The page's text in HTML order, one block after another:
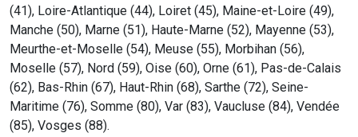
(41), Loire-Atlantique (44), Loiret (45), Maine-et-Loire (49),
Manche (50), Marne (51), Haute-Marne (52), Mayenne (53),
Meurthe-et-Moselle (54), Meuse (55), Morbihan (56),
Moselle (57), Nord (59), Oise (60), Orne (61), Pas-de-Calais
(62), Bas-Rhin (67), Haut-Rhin (68), Sarthe (72), Seine-
Maritime (76), Somme (80), Var (83), Vaucluse (84), Vendée
(85), Vosges (88).